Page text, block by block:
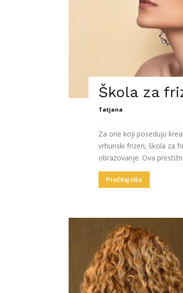
Škola za
Tatjana
Za one koji poseduju
vrhunski frizeri, škola za
obrazovanje. Ova
Pročitaj više